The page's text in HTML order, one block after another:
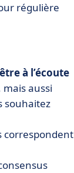
régulière
à l’écoute
mais aussi
souhaitez
correspondent